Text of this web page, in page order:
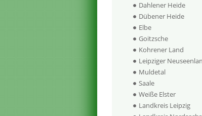
Dahlener Heide
Dübener Heide
Elbe
Goitzsche
Kohrener Land
Leipziger
Muldetal
Saale
Weiße Elster
Landkreis Leipzig